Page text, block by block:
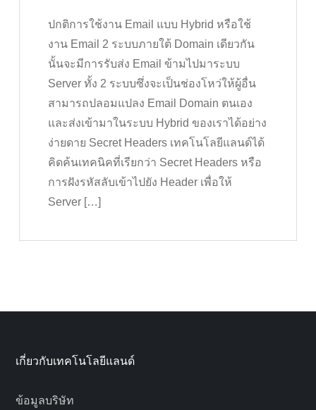
ปกติการใช้งาน Email แบบ Hybrid หรือใช้
งาน Email 2 ระบบภายใต้ Domain เดียวกัน
นั้นจะมีการรับส่ง Email ข้ามไปมาระบบ
Server ทั้ง 2 ระบบซึ่งจะเป็นช่องโหว่ให้ผู้อื่น
สามารถปลอมแปลง Email Domain ตนเอง
และส่งเข้ามาในระบบ Hybrid ของเราได้อย่าง
ง่ายดาย Secret Headers เทคโนโลยีแลนด์ได้
คิดค้นเทคนิคที่เรียกว่า Secret Headers หรือ
การฝังรหัสลับเข้าไปยัง Header เพื่อให้
Server […]
เกี่ยวกับเทคโนโลยีแลนด์
ข้อมูลบริษัท